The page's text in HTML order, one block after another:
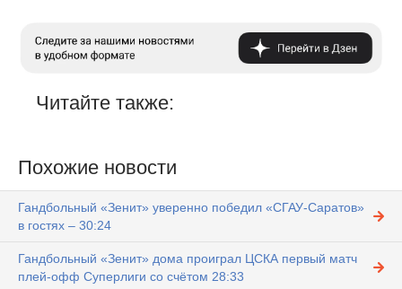
Читайте также:
Похожие новости
Гандбольный «Зенит» уверенно победил «СГАУ-Саратов»
в гостях – 30:24
Гандбольный «Зенит» дома проиграл ЦСКА первый матч
плей-офф Суперлиги со счётом 28:33